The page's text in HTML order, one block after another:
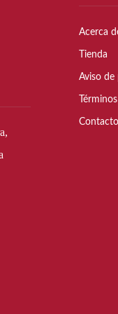
Acerca
Tienda
Aviso de
Contacto